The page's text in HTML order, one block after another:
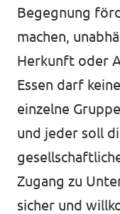
Begegnung
machen,
Herkunft oder
Essen darf
einzelne
und jeder soll
Zugang zu
sicher und